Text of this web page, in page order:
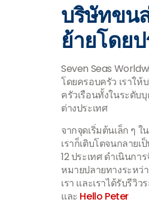
บริษัทขน
ย้ายโดย
Seven Seas
โดยครอบครัว เราใ
ครัวเรือนทั้งในระดับ
ต่างประเทศ
จากจุดเริ่มต้นเล็ก ๆ ใ
เราก็เติบโตจนกลาย
12 ประเทศ ดำเนินก
หมายปลายทางระหว่
เรา และเราได้รับรีวิ
และ Hello Peter